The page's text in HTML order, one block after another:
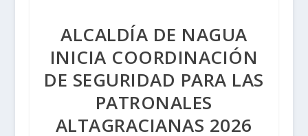
ALCALDÍA DE NAGUA
INICIA COORDINACIÓN
DE SEGURIDAD PARA LAS
PATRONALES
ALTAGRACIANAS 2026